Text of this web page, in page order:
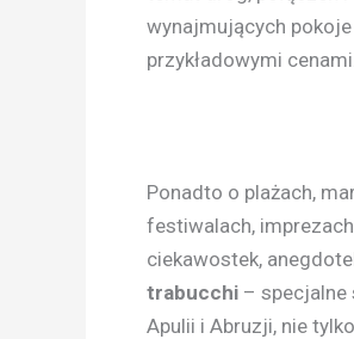
wynajmujących
przykładowymi
Ponadto o plażach,
festiwalach,
ciekawostek,
trabucchi – specjalne
Apulii i Abruzji, nie